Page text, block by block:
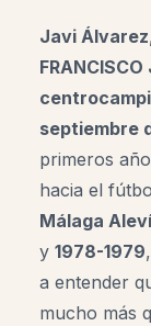
Javi Álvarez
septiembre
primeros
hacia el
Málaga
y 1978-1979
a entender
mucho más